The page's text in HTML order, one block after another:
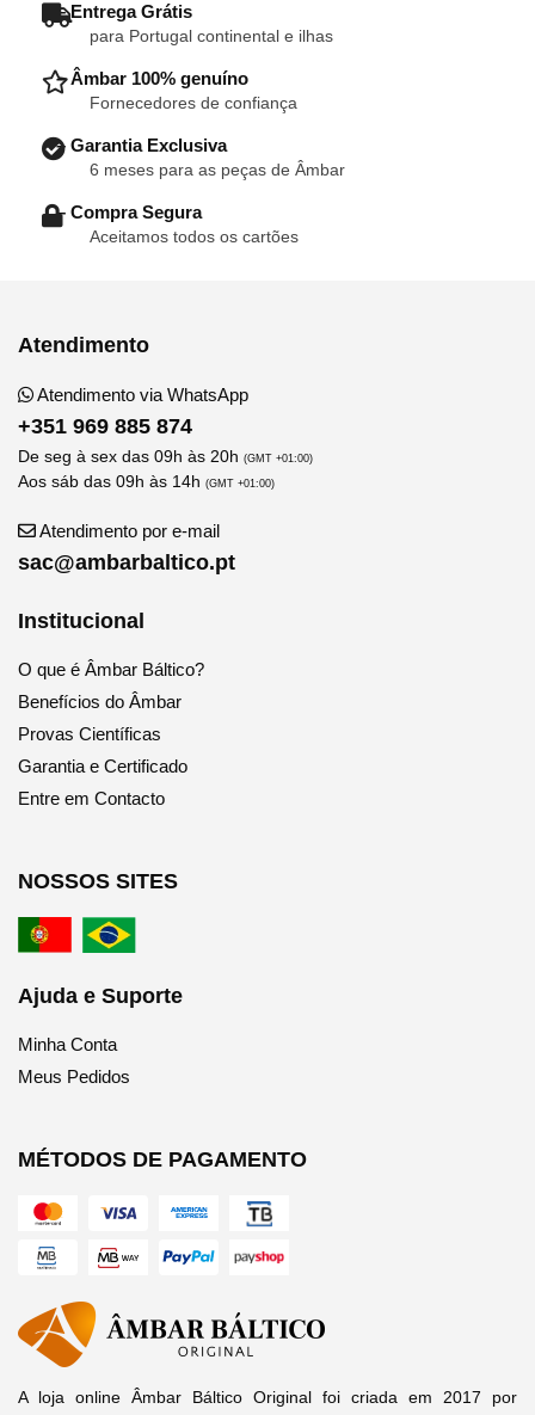
– Entrega Grátis
para Portugal continental e ilhas
– Âmbar 100% genuíno
Fornecedores de confiança
– Garantia Exclusiva
6 meses para as peças de Âmbar
– Compra Segura
Aceitamos todos os cartões
Atendimento
Atendimento via WhatsApp
+351 969 885 874
De seg à sex das 09h às 20h (GMT +01:00)
Aos sáb das 09h às 14h (GMT +01:00)
Atendimento por e-mail
sac@ambarbaltico.pt
Institucional
O que é Âmbar Báltico?
Benefícios do Âmbar
Provas Científicas
Garantia e Certificado
Entre em Contacto
NOSSOS SITES
Ajuda e Suporte
Minha Conta
Meus Pedidos
MÉTODOS DE PAGAMENTO
A loja online Âmbar Báltico Original foi criada em 2017 por